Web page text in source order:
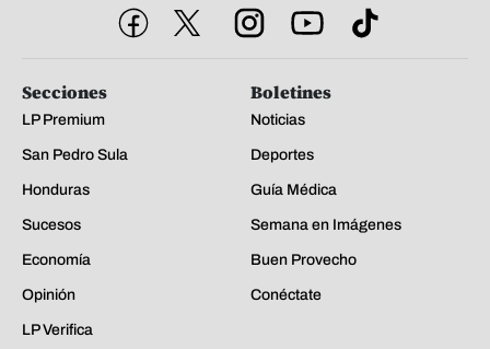
Secciones
LP Premium
San Pedro Sula
Honduras
Sucesos
Economía
Opinión
LP Verifica
Boletines
Noticias
Deportes
Guía Médica
Semana en Imágenes
Buen Provecho
Conéctate